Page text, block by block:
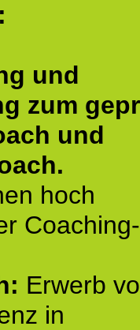
und
zum
und
hoch
Coaching-
Erwerb
in